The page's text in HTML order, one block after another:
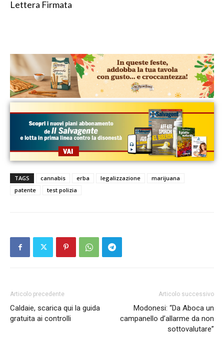
Lettera Firmata
TAGS cannabis erba legalizzazione
marijuana
patente
test polizia
Articolo precedente
Caldaie, scarica qui la guida
gratuita ai controlli
Articolo successivo
Modonesi: “Da Aboca un
campanello d’allarme da non
sottovalutare”